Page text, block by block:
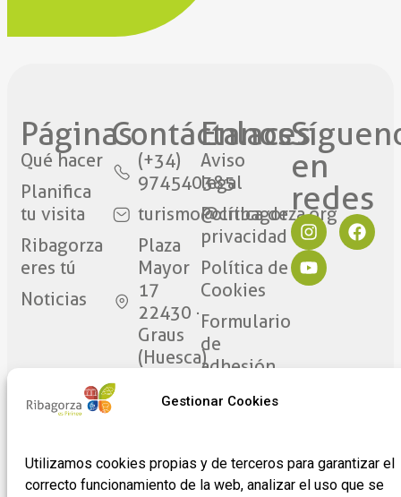
Gestionar Cookies
Utilizamos cookies propias y de terceros para garantizar el
correcto funcionamiento de la web, analizar el uso que se
Páginas
Qué hacer
Planifica
tu visita
Ribagorza
eres tú
Noticias
Contáctanos​
(+34)
974540385
turismo@cribagorza.org
Plaza
Mayor
17
22430 ·
Graus
(Huesca)
Enlaces
Aviso
legal
Política de
privacidad
Política de
Cookies
Formulario
de
adhesión
empresas
en
redes​